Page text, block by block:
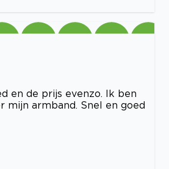
en de prijs evenzo. Ik ben
mijn armband. Snel en goed